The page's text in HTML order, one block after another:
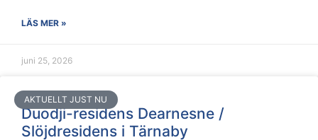
LÄS MER »
juni 25, 2026
AKTUELLT JUST NU
Duodji-residens Dearnesne /
Slöjdresidens i Tärnaby